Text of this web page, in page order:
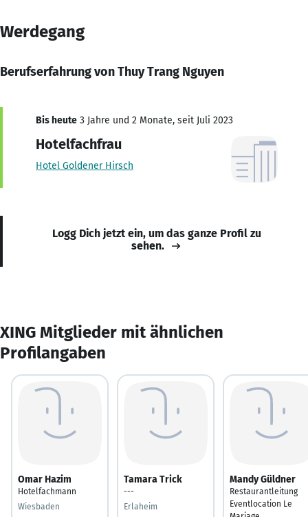
Werdegang
Berufserfahrung von Thuy Trang Nguyen
Bis heute 3 Jahre und 2 Monate, seit Juli 2023
Hotelfachfrau
Hotel Goldener Hirsch
Logg Dich jetzt ein, um das ganze Profil zu
sehen.
XING Mitglieder mit ähnlichen
Profilangaben
Omar Hazim
Hotelfachmann
Wiesbaden
Tamara Trick
---
Erlaheim
Mandy Güldner
Restaurantleitung
Eventlocation Le